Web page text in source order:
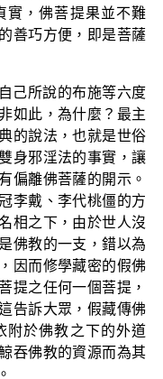
實，佛菩提果並不難
善巧方便，即是菩薩
己所說的布施等六度
如此，為什麼？最主
的說法，也就是世俗
身邪淫法的事實，讓
偏離佛菩薩的開示。
李戴、李代桃僵的方
相之下，由於世人沒
佛教的一支，錯以為
因而修學藏密的假佛
提之任何一個菩提，
告訴大眾，假藏傳佛
附於佛教之下的外道
吞佛教的資源而為其